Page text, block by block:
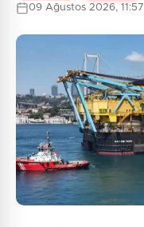
09 Ağustos 2026, 11:57